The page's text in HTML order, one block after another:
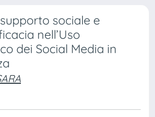
sociale e
nell’Uso
dei Social Media in